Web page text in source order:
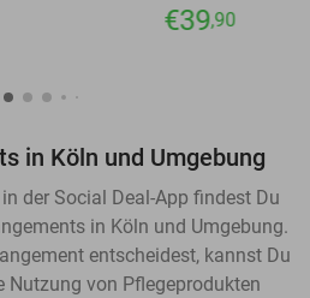
€39,90
in Köln und Umgebung
der Social Deal-App findest Du
in Köln und Umgebung.
entscheidest, kannst Du
Nutzung von Pflegeprodukten